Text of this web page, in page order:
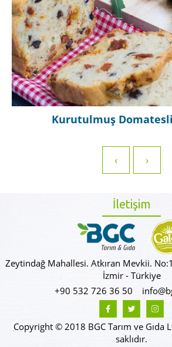
‹ ›
İletişim
Zeytindağ Mahallesi. Atkıran Mevkii.
İzmir - Türkiye
+90 532 726 36 50
Copyright © 2018 BGC Tarım ve Gıda
saklıdır.